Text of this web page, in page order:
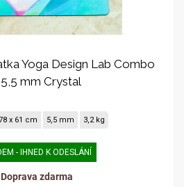
Yoga Design Lab Combo
mm Crystal
x 61 cm 5,5 mm 3,2 kg
- IHNED K ODESLÁNÍ
Doprava zdarma